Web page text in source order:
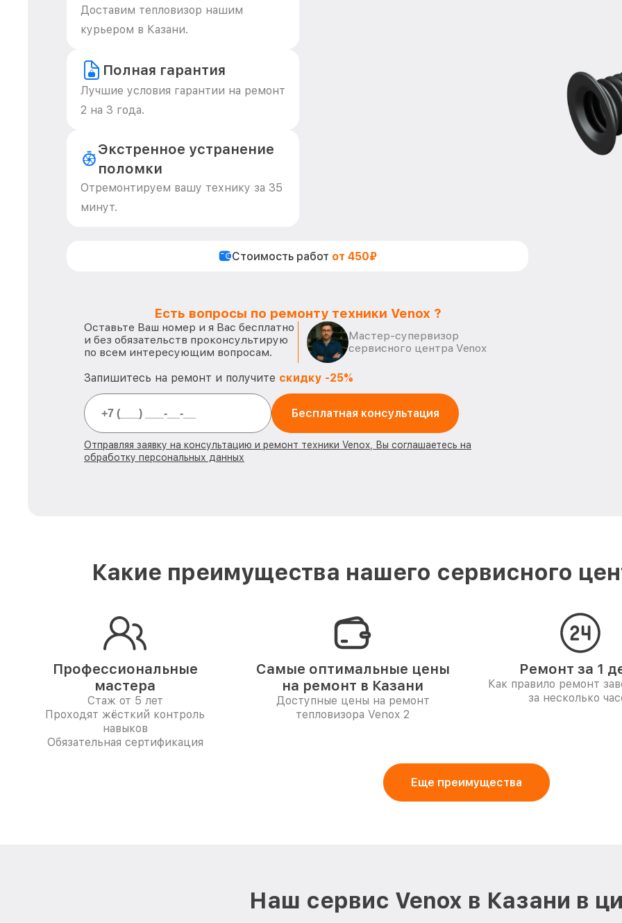
Доставим тепловизор нашим
курьером в Казани.
Полная гарантия
Лучшие условия гарантии на ремонт
2 на 3 года.
Экстренное устранение
поломки
Отремонтируем вашу технику за 35
минут.
Стоимость работ от 450₽
Есть вопросы по ремонту техники Venox ?
Оставьте Ваш номер и я Вас бесплатно
и без обязательств проконсультирую
по всем интересующим вопросам.
Мастер-супервизор
сервисного центра Venox
Запишитесь на ремонт и получите скидку -25%
Бесплатная консультация
Отправляя заявку на консультацию и ремонт техники Venox, Вы соглашаетесь на
обработку персональных данных
Какие преимущества нашего сервисного
Профессиональные
мастера
Стаж от 5 лет
Проходят жёсткий контроль
навыков
Обязательная сертификация
Самые оптимальные цены
на ремонт в Казани
Доступные цены на ремонт
тепловизора Venox 2
Ремонт за 1
Как правило ремонт
за несколько
Еще преимущества
Наш сервис Venox в Казани в